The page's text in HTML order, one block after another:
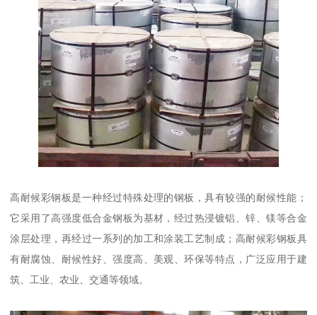
高耐候彩钢板是一种经过特殊处理的钢板，具有较强的耐候性能；
它采用了高强度低合金钢板为基材，经过热浸镀铝、锌、镁等合金
涂层处理，再经过一系列的加工和涂装工艺制成；高耐候彩钢板具
有耐腐蚀、耐候性好、强度高、美观、环保等特点，广泛应用于建
筑、工业、农业、交通等领域。